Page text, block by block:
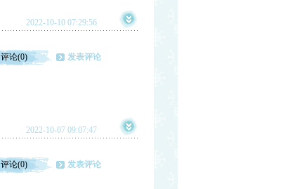
2022-10-10 07:29:56
评论(0) 发表评论
2022-10-07 09:07:47
评论(0) 发表评论